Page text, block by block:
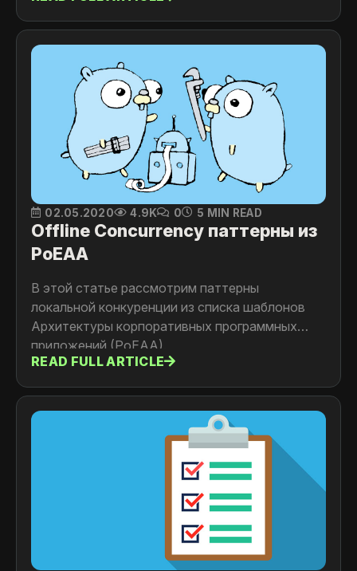
.NET темам.
02.05.2020 4.9K 0 5 MIN READ
Offline Concurrency паттерны из
PoEAA
В этой статье рассмотрим паттерны
локальной конкуренции из списка шаблонов
Архитектуры корпоративных программных
приложений (PoEAA).
READ FULL ARTICLE